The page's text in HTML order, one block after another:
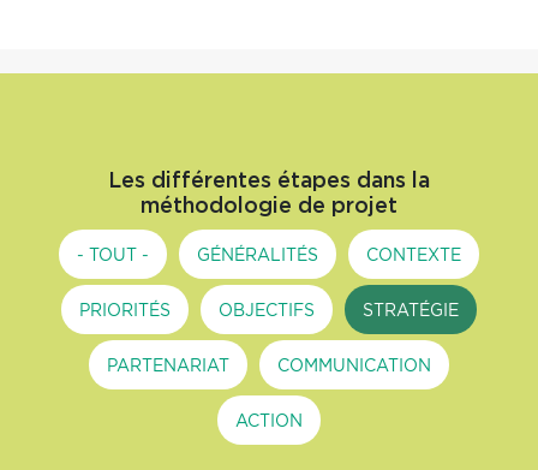
Les différentes étapes dans la
méthodologie de projet
- TOUT - GÉNÉRALITÉS CONTEXTE
PRIORITÉS OBJECTIFS STRATÉGIE
PARTENARIAT COMMUNICATION
ACTION